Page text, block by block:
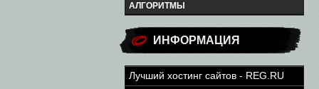
АЛГОРИТМЫ
ИНФОРМАЦИЯ
Лучший хостинг сайтов - REG.RU